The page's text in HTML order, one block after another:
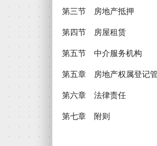
第三节 房地产抵押
第四节 房屋租赁
第五节 中介服务机构
第五章 房地产权属登记
第六章 法律责任
第七章 附则